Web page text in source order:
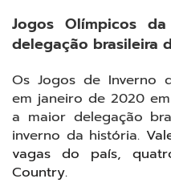
Jogos Olímpicos
delegação brasileira
Os Jogos de Inverno
em janeiro de 2020
a maior delegação
inverno da história.
vagas do país,
Country.